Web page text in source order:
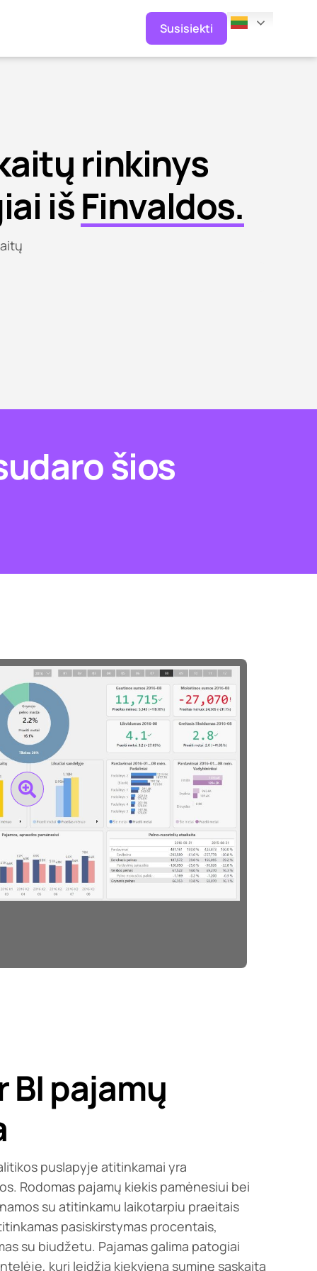
Susisiekti
rinkinys
išFinvaldos.
šios
BI pajamų
puslapyje atitinkamai yra
Rodomas pajamų kiekis pamėnesiui bei
su atitinkamu laikotarpiu praeitais
pasiskirstymas procentais,
su biudžetu. Pajamas galima patogiai
kuri leidžia kiekvieną suminę sąskaitą